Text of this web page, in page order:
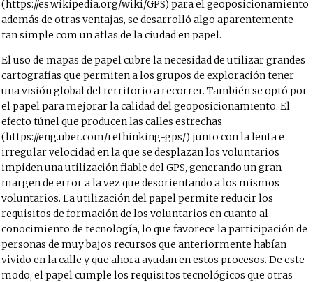
(https://es.wikipedia.org/wiki/GPS) para el geoposicionamiento
además de otras ventajas, se desarrolló algo aparentemente
tan simple com un atlas de la ciudad en papel.
El uso de mapas de papel cubre la necesidad de utilizar grandes
cartografías que permiten a los grupos de exploración tener
una visión global del territorio a recorrer. También se optó por
el papel para mejorar la calidad del geoposicionamiento. El
efecto túnel que producen las calles estrechas
(https://eng.uber.com/rethinking-gps/) junto con la lenta e
irregular velocidad en la que se desplazan los voluntarios
impiden una utilización fiable del GPS, generando un gran
margen de error a la vez que desorientando a los mismos
voluntarios. La utilización del papel permite reducir los
requisitos de formación de los voluntarios en cuanto al
conocimiento de tecnología, lo que favorece la participación de
personas de muy bajos recursos que anteriormente habían
vivido en la calle y que ahora ayudan en estos procesos. De este
modo, el papel cumple los requisitos tecnológicos que otras